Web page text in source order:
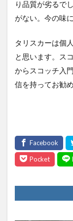
り品質が劣るで
がない。今の味
タリスカーは個
と思います。ス
からスコッチ入
信を持ってお勧